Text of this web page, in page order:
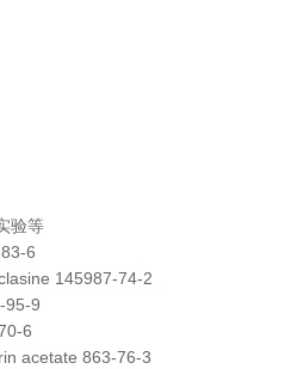
验等
6
145987-74-2
95-9
6
acetate 863-76-3